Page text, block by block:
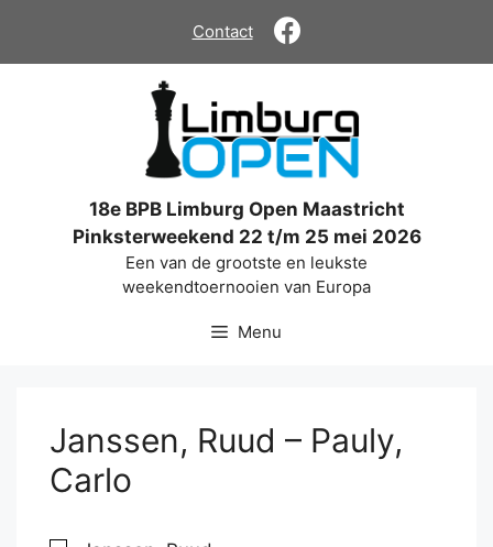
de
Contact
18e BPB Limburg Open Maastricht
Pinksterweekend 22 t/m 25 mei 2026
Een van de grootste en leukste
weekendtoernooien van Europa
Menu
Janssen, Ruud – Pauly,
Carlo